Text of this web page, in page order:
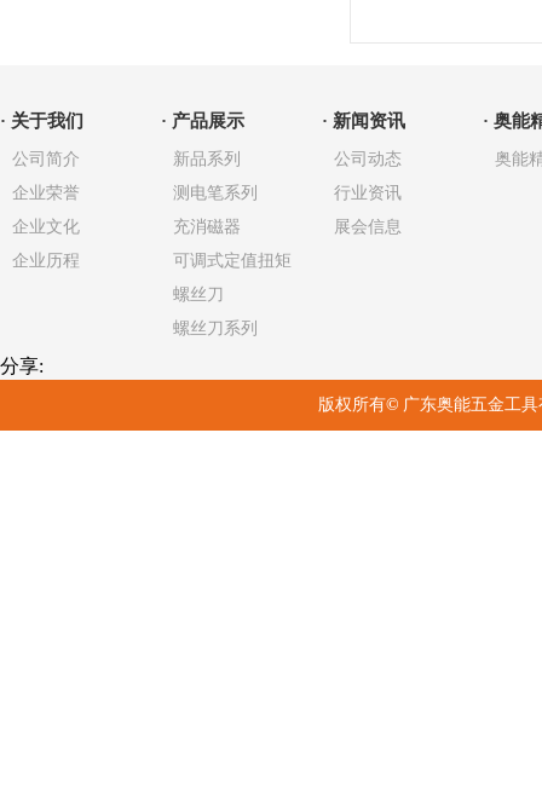
· 关于我们 · 产品展示 · 新闻资讯 · 奥能
公司简介
企业荣誉
企业文化
企业历程
新品系列
测电笔系列
充消磁器
可调式定值扭矩
螺丝刀
螺丝刀系列
公司动态
行业资讯
展会信息
奥能
分享:
版权所有©广东奥能五金工